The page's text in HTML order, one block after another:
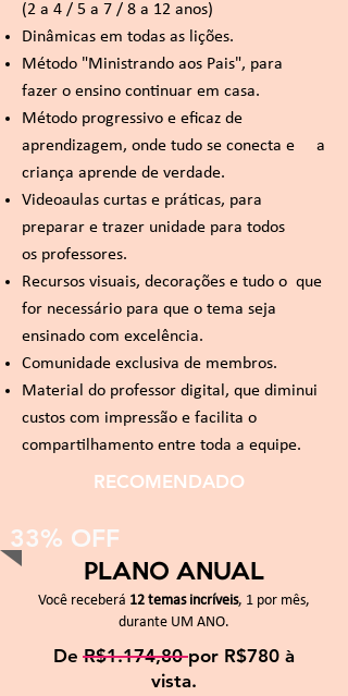
(2 a 4 / 5 a 7 / 8 a 12 anos)
Dinâmicas em todas as lições.
Método "Ministrando aos Pais", para
fazer o ensino continuar em casa.
Método progressivo e eficaz de
aprendizagem, onde tudo se conecta e a
criança aprende de verdade.
Videoaulas curtas e práticas, para
preparar e trazer unidade para todos
os professores.
Recursos visuais, decorações e tudo o que
for necessário para que o tema seja
ensinado com excelência.
Comunidade exclusiva de membros.
Material do professor digital, que diminui
custos com impressão e facilita o
compartilhamento entre toda a equipe.
PLANO ANUAL
Você receberá 12 temas incríveis, 1 por mês,
durante UM ANO.
De R$1.174,80 por R$780 à
vista.
RECOMENDADO
33% OFF